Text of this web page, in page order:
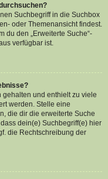
Suchbegriff in die Suchbox
oder Themenansicht findest.
du den „Erweiterte Suche“-
verfügbar ist.
und enthielt zu viele
werden. Stelle eine
die dir die erweiterte Suche
dein(e) Suchbegriff(e) hier
die Rechtschreibung der